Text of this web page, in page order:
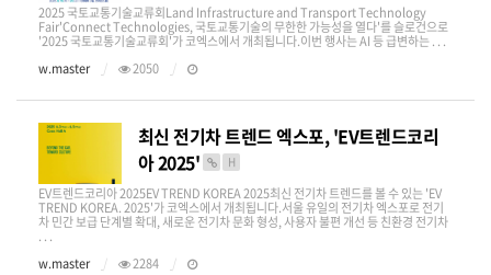
2025 국토교통기술교류회Land Infrastructure and Transport Technology
Fair'Connect Technologies, 국토교통기술의 무한한 가능성을 열다'를 슬로건으로
'2025 국토교통기술교류회'가 코엑스에서 개최됩니다.이번 행사는 AI 등 급변하는 . . .
w.master
2050
최신 전기차 트렌드 엑스포, 'EV트렌드코리
아 2025'
H
EV트렌드코리아 2025EV TREND KOREA 2025최신 전기차 트렌드를 볼 수 있는 'EV
TREND KOREA. 2025'가 코엑스에서 개최됩니다.서울 유일의 전기차 엑스포로 전기
차 민간 보급 단계별 확대, 새로운 전기차 문화 형성, 사용자 불편 개선 등 친환경 전기차
. . .
w.master
2284